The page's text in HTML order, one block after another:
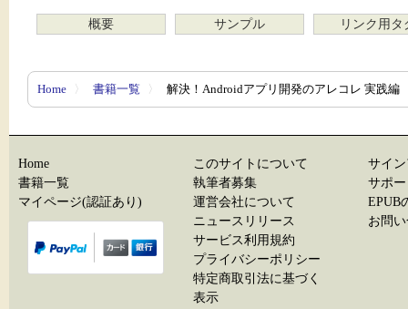
概要 サンプル リンク用タ
Home 〉 書籍一覧 〉 解決！Androidアプリ開発のアレコレ 実践編
Home
書籍一覧
マイページ(認証あり)
このサイトについて
執筆者募集
運営会社について
ニュースリリース
サービス利用規約
プライバシーポリシー
特定商取引法に基づく
表示
サイ
サポ
EPUB
お問